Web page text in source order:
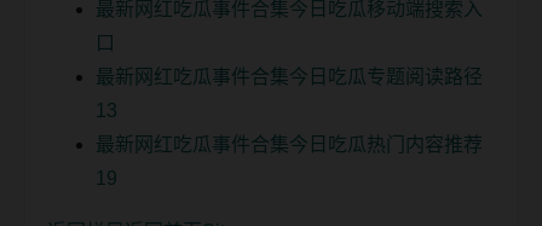
最新网红吃瓜事件合集今日吃瓜移动端搜索入
口
最新网红吃瓜事件合集今日吃瓜专题阅读路径
13
最新网红吃瓜事件合集今日吃瓜热门内容推荐
19